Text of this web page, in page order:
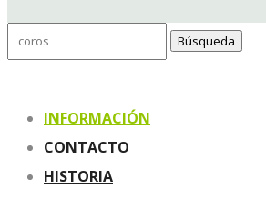
Buscar:
INFORMACIÓN
CONTACTO
HISTORIA